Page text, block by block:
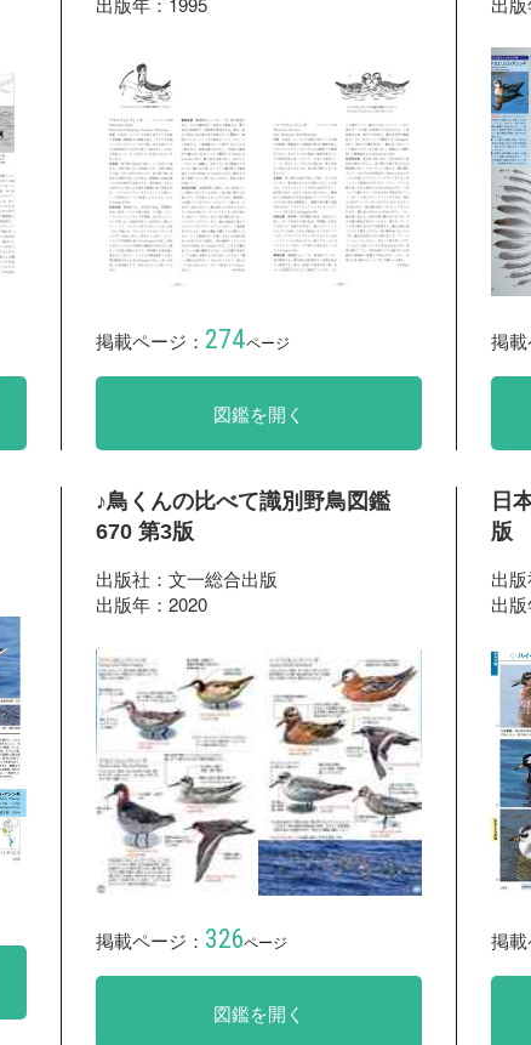
掲載ページ： 274ページ
図鑑を開く
掲
♪鳥くんの比べて識別野鳥図鑑
670 第3版
出版社：文一総合出版
出版年：2020
掲載ページ： 326ページ
図鑑を開く
日
版
出
出
掲